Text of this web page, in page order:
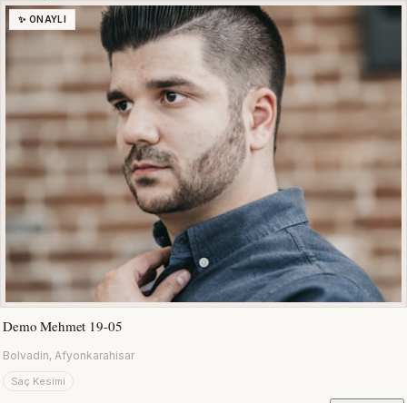
✨ ONAYLI
Demo Mehmet 19-05
Bolvadin, Afyonkarahisar
Saç Kesimi